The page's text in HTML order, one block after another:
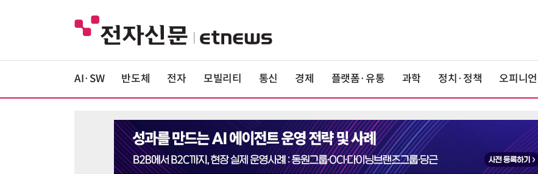
AI·SW 반도체 전자 모빌리티 통신 경제 플랫폼·유통 과학 정치·정책 오피니언